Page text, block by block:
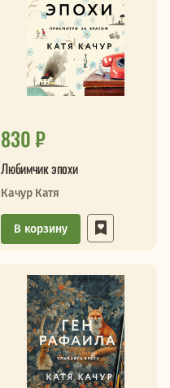
830 ₽
Любимчик эпохи
Качур Катя
В корзину